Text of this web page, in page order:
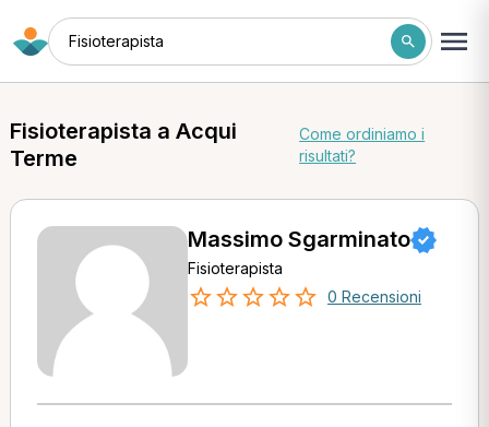
Fisioterapista
Fisioterapista a Acqui
Terme
Come ordiniamo i
risultati?
Massimo Sgarminato
Fisioterapista
0 Recensioni